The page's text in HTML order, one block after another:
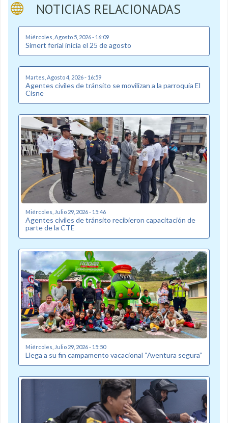
NOTICIAS RELACIONADAS
Miércoles, Agosto 5, 2026 - 16:09
Simert ferial inicia el 25 de agosto
Martes, Agosto 4, 2026 - 16:59
Agentes civiles de tránsito se movilizan a la parroquia El
Cisne
Miércoles, Julio 29, 2026 - 15:46
Agentes civiles de tránsito recibieron capacitación de
parte de la CTE
Miércoles, Julio 29, 2026 - 15:50
Llega a su fin campamento vacacional “Aventura segura”